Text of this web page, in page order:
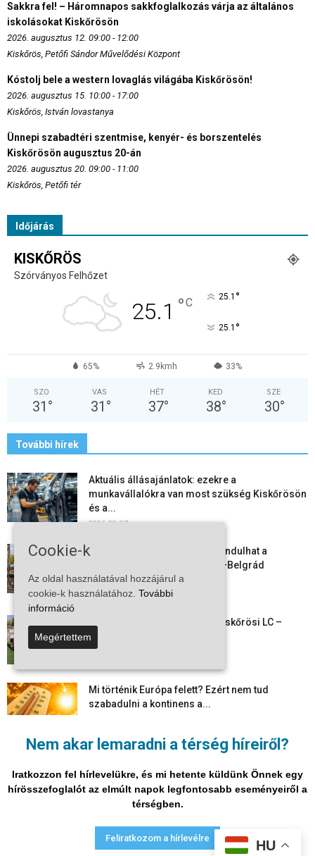
Nem akar lemaradni a térség híreiről?
Iratkozzon fel hírlevelükre, és mi hetente küldünk Önnek egy
hírösszefoglalót az elmúlt napok legfontosabb eseményeiről a
térségben.
Feliratkozom a hírlevélre
Sakkra fel! – Háromnapos sakkfoglalkozás várja az általános
iskolásokat Kiskőrösön
2026. augusztus 12. 09:00 - 12:00
Kiskőrös, Petőfi Sándor Művelődési Központ
Kóstolj bele a western lovaglás világába Kiskőrösön!
2026. augusztus 15. 10:00 - 17:00
Kiskőrös, István lovastanya
Ünnepi szabadtéri szentmise, kenyér- és borszentelés
Kiskőrösön augusztus 20-án
2026. augusztus 20. 09:00 - 11:00
Kiskőrös, Petőfi tér
Időjárás
KISKŐRÖS
Szórványos Felhőzet
25.1 °C 25.1 °
25.1 °
65% 2.9kmh 33%
SZO
31 °
VAS
31 °
HÉT
37°
KED
38°
SZE
30°
További hírek
Aktuális állásajánlatok: ezekre a
munkavállalókra van most szükség Kiskőrösön
és a...
2026-08-07
Vitézy Dávid: már ősszel újraindulhat a
személyszállítás a Budapest–Belgrád
vasútvonalon
2026-08-06
Megkezdte a felkészülést a Kiskőrösi LC –
együtt maradt a keret,...
2026-08-06
Mi történik Európa felett? Ezért nem tud
szabadulni a kontinens a...
Kiskőrösön – útburkolati jeleket festenek és...
2026-08-05
Adatvédelmi nyilatkozat Médiaajánlat Impresszum
HU
Cookie-k
Az oldal használatával hozzájárul a
cookie-k használatához. További
információ
Megértettem